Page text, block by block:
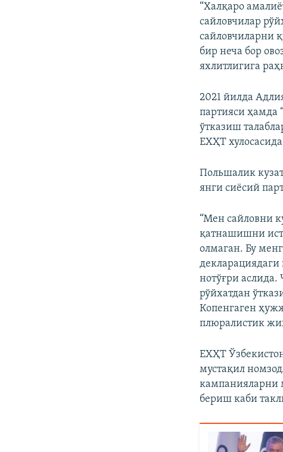
“Халқаро
сайловчилар
сайловчиларни
бир неча бор
яхлитлигига
2021 йилда
партияси ҳамда
ўтказиш
ЕХҲТ
Польшалик
янги сиёсий
“Мен сайловни
қатнашишни
олмаган. Бу
нотўғри
рўйхатдан
Копенгаген
плюралистик
ЕХҲТ
мустақил
кампанияларни
бериш каби